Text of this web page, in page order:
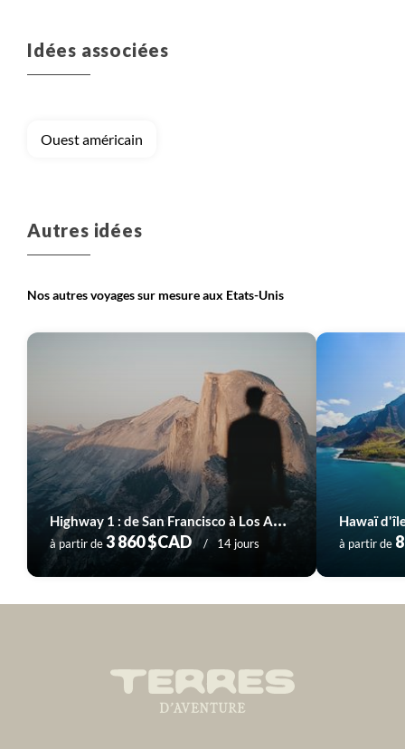
Voyage
Hawaï (USA)
Idées associées
Ouest américain
Autres idées
Nos autres voyages sur mesure aux Etats-Unis
H
ighway 1 : de San Francisco à Los Angeles
à partir de3 860 $CAD 14 jours
Hawaï
à partir de